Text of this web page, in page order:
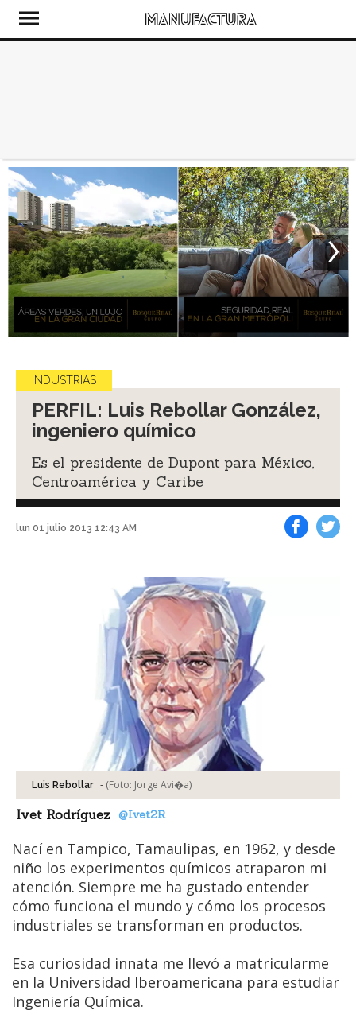
INDUSTRIAS
PERFIL: Luis Rebollar González,
ingeniero químico
Es el presidente de Dupont para México,
Centroamérica y Caribe
lun 01 julio 2013 12:43 AM
Luis Rebollar - (Foto: Jorge Avi�a)
Ivet Rodríguez @Ivet2R
Nací en Tampico, Tamaulipas, en 1962, y desde
niño los experimentos químicos atraparon mi
atención. Siempre me ha gustado entender
cómo funciona el mundo y cómo los procesos
industriales se transforman en productos.
Esa curiosidad innata me llevó a matricularme
en la Universidad Iberoamericana para estudiar
Ingeniería Química.